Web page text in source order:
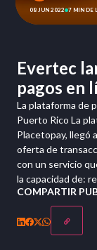
08 JUN 2022 7 MIN DE
Evertec
pagos en
La plataforma de
Puerto Rico La
Placetopay, llegó
oferta de
con un servicio
la capacidad de:
COMPARTIR